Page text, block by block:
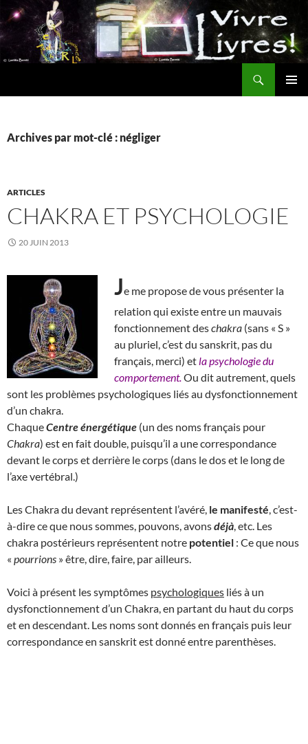
Aller
au
contenu
Archives par mot-clé : négliger
ARTICLES
CHAKRA ET PSYCHOLOGIE
20 JUIN 2013
Je me propose de vous présenter la
relation qui existe entre un mauvais
fonctionnement deschakra (sans « S »
au pluriel, c’est du sanskrit, pas du
français, merci) et la psychologie du
comportement. Ou dit autrement, quels
sont les problèmes psychologiques liés au dysfonctionnement
d’un chakra.
ChaqueCentre énergétique (un des noms français pour
Chakra) est en fait double, puisqu’il a une correspondance
devant le corps et derrière le corps (dans le dos et le long de
l’axe vertébral.)
Les Chakra du devant représentent l’avéré, le manifesté , c’est-
à-dire ce que nous sommes, pouvons, avonsdéjà , etc. Les
chakra postérieurs représentent notre potentiel : Ce que nous
« pourrions » être, dire, faire, par ailleurs.
Voici à présent les symptômes psychologiques liés à un
dysfonctionnement d’un Chakra, en partant du haut du corps
et en descendant. Les noms sont donnés en français puis leur
correspondance en sanskrit est donné entre parenthèses.